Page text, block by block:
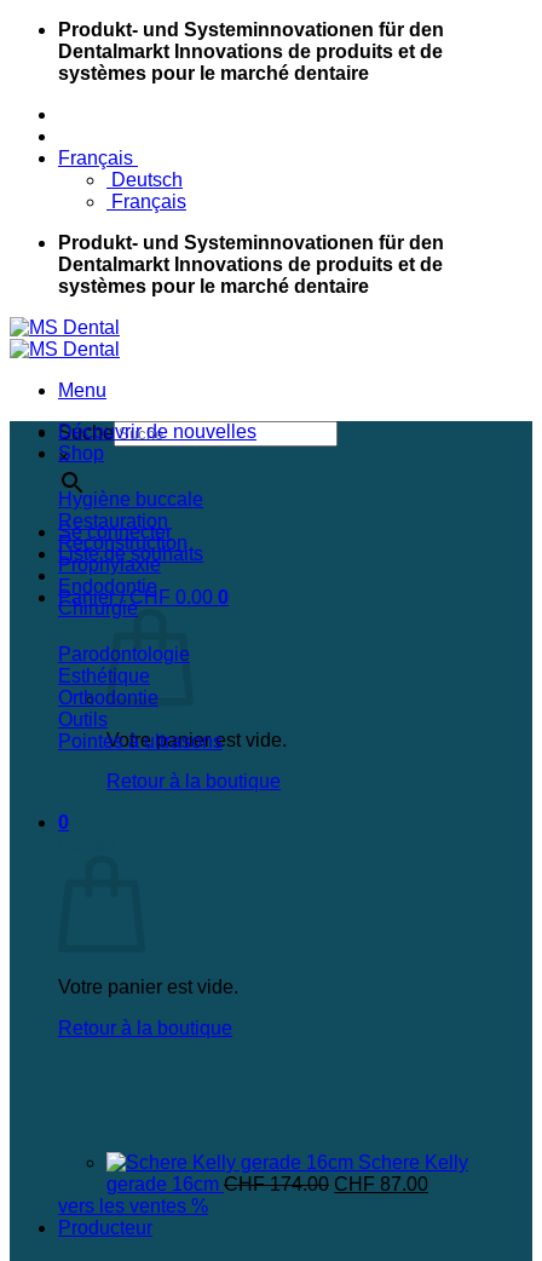
Passer
contenu
Produkt- und Systeminnovationen für den
Dentalmarkt Innovations de produits et de
systèmes pour le marché dentaire
Français
Deutsch
Français
Produkt- und Systeminnovationen für den
Dentalmarkt Innovations de produits et de
systèmes pour le marché dentaire
Menu
Suche
×
Se connecter
Liste de souhaits
Panier /CHF 0.00 0
Votre panier est vide.
Retour à la boutique
0
Votre panier est vide.
Retour à la boutique
Découvrir de nouvelles
Shop
Hygiène buccale
Restauration
Reconstruction
Prophylaxie
Endodontie
Chirurgie
Parodontologie
Esthétique
Orthodontie
Outils
Pointes à ultrasons
Schere Kelly
gerade 16cm CHF174.00 Le
CHF 87.00Le
vers les ventes %
Producteur